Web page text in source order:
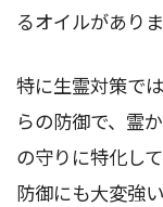
るオイルがありま
特に生霊対策で
らの防御で、霊
の守りに特化し
防御にも大変強